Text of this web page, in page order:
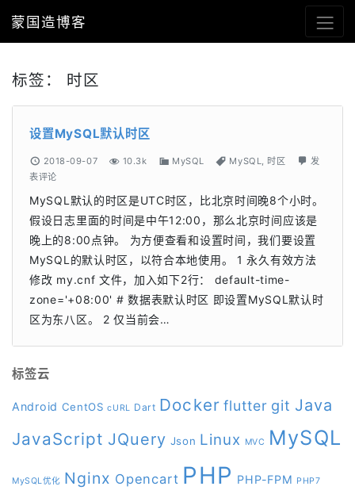
蒙国造博客
标签： 时区
设置MySQL默认时区
2018-09-07 10.3k MySQL MySQL 时区
发
表评论
MySQL默认的时区是UTC时区，比北京时间晚8个小时。
假设日志里面的时间是中午12:00，那么北京时间应该是
晚上的8:00点钟。 为方便查看和设置时间，我们要设置
MySQL的默认时区，以符合本地使用。 1 永久有效方法
修改 my.cnf 文件，加入如下2行： default-time-
zone='+08:00' # 数据表默认时区 即设置MySQL默认时
区为东八区。 2 仅当前会…
标签云
Android CentOS cURL Dart Docker flutter git Java
JavaScript JQuery Json Linux MVC MySQL
MySQL优化 Nginx Opencart PHP PHP-FPM PHP7